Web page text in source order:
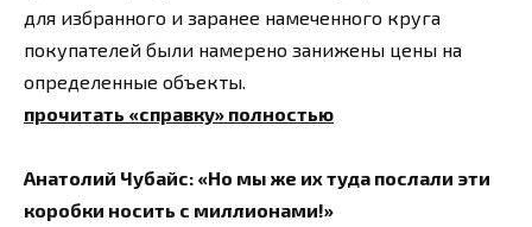
для избранного и заранее намеченного круга
покупателей были намерено занижены цены на
определенные объекты.
прочитать «справку» полностью
Анатолий Чубайс: «Но мы же их туда послали эти
коробки носить с миллионами!»